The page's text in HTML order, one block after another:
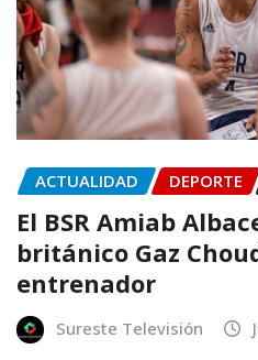
ACTUALIDAD DEPORTE
El BSR Amiab
británico Gaz
entrenador
Sureste Televisión